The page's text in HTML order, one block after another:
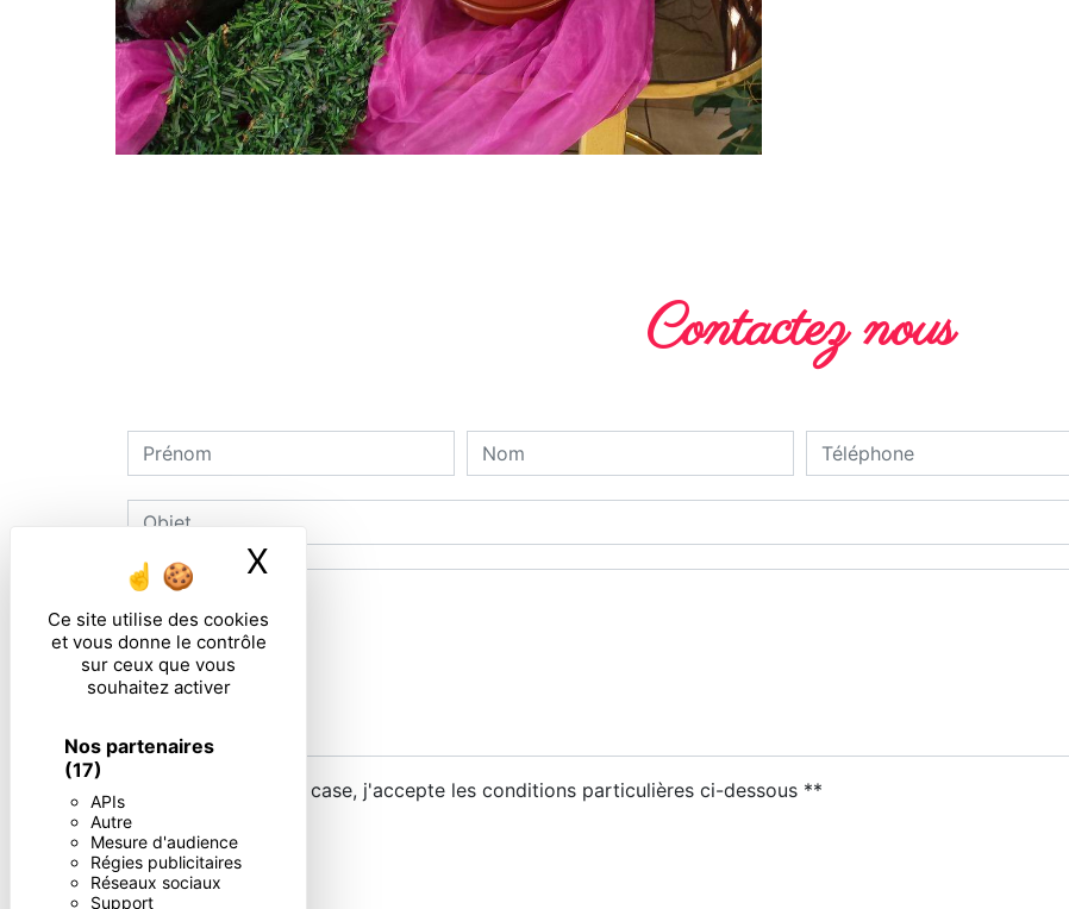
Ce site utilise des cookies
et vous donne le contrôle
sur ceux que vous
souhaitez activer
Nos partenaires
(17)
APIs
Autre
Mesure d'audience
Régies publicitaires
Réseaux sociaux
Support
X Masquer le bandeau des cookies
Contactez nous
En cochant cette case, j'accepte les conditions particulières ci-dessous **